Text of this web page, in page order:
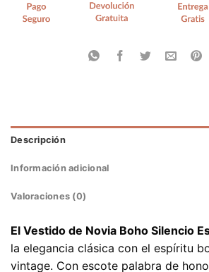
Descripción
Información adicional
Valoraciones (0)
El Vestido de Novia Boho Silencio
la elegancia clásica con el espíritu
vintage. Con escote palabra de